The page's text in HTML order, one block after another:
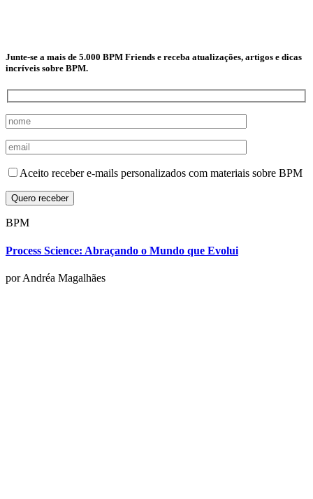
Junte-se a mais de 5.000 BPM Friends e receba atualizações, artigos e dicas
incríveis sobre BPM.
Aceito receber e-mails personalizados com materiais sobre BPM
BPM
Process Science: Abraçando o Mundo que Evolui
por Andréa Magalhães